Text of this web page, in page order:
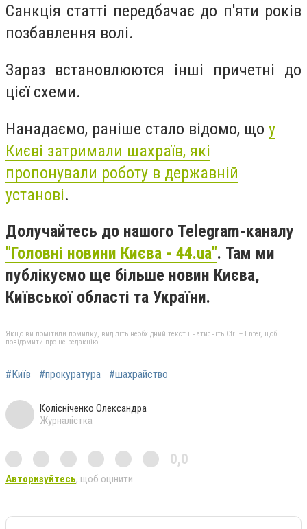
Санкція статті передбачає до п'яти років
позбавлення волі.
Зараз встановлюются інші причетні до
цієї схеми.
Нанадаємо, раніше стало відомо, що у
Києві затримали шахраїв, які
пропонували роботу в державній
установі.
Долучайтесь до нашого Telegram-каналу
"Головні новини Києва - 44.ua". Там ми
публікуємо ще більше новин Києва,
Київської області та України.
Якщо ви помітили помилку, виділіть необхідний текст і натисніть Ctrl + Enter, щоб
повідомити про це редакцію
#Київ #прокуратура #шахрайство
Колісніченко Олександра
Журналістка
0,0
Авторизуйтесь, щоб оцінити